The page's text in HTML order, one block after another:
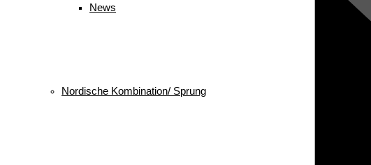
News
Nordische Kombination/ Sprung